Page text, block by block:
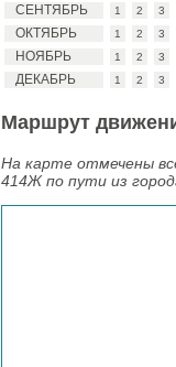
СЕНТЯБРЬ 1 2 3
ОКТЯБРЬ 1 2 3
НОЯБРЬ 1 2 3
ДЕКАБРЬ 1 2 3
Маршрут
На карте отмечены
414Ж по пути из